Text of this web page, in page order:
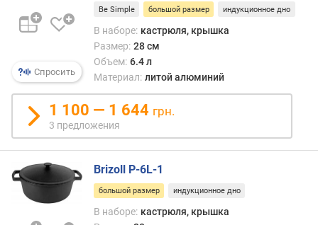
Спросить
Be Simple большой размер индукционное дно
В наборе: кастрюля, крышка
Размер: 28 см
Объем: 6.4 л
Материал: литой алюминий
1 100 — 1 644 грн.
3 предложения
Brizoll P-6L-1
большой размер индукционное дно
В наборе: кастрюля, крышка